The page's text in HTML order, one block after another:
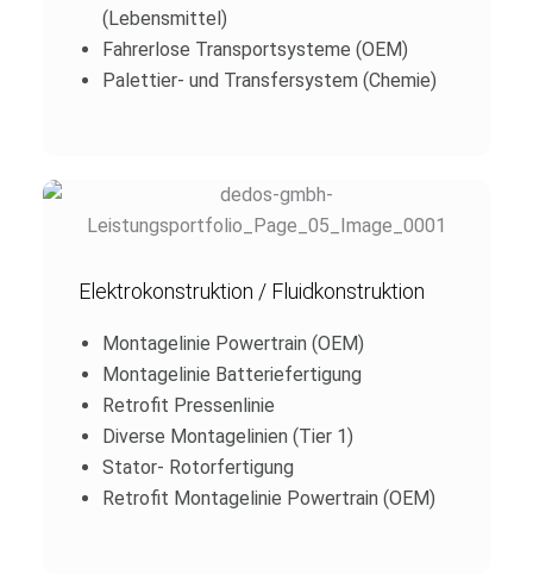
(Lebensmittel)
Fahrerlose Transportsysteme (OEM)
Palettier- und Transfersystem (Chemie)
Elektrokonstruktion / Fluidkonstruktion
Montagelinie Powertrain (OEM)
Montagelinie Batteriefertigung
Retrofit Pressenlinie
Diverse Montagelinien (Tier 1)
Stator- Rotorfertigung
Retrofit Montagelinie Powertrain (OEM)